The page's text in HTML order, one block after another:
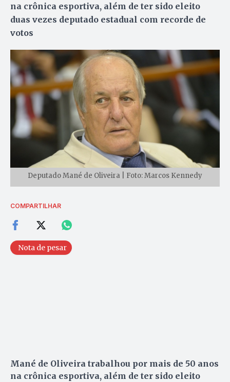
na crônica esportiva, além de ter sido eleito
duas vezes deputado estadual com recorde de
votos
Deputado Mané de Oliveira | Foto: Marcos Kennedy
COMPARTILHAR
Nota de pesar
Mané de Oliveira trabalhou por mais de 50 anos
na crônica esportiva, além de ter sido eleito